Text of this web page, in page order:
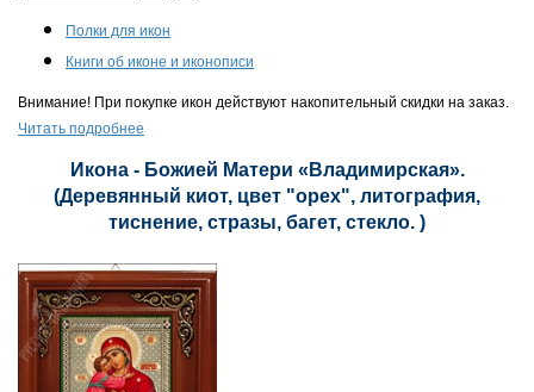
Полки для икон
Книги об иконе и иконописи
Внимание! При покупке икон действуют накопительный скидки на заказ.
Читать подробнее
Икона - Божией Матери «Владимирская».
(Деревянный киот, цвет "орех", литография,
тиснение, стразы, багет, стекло. )